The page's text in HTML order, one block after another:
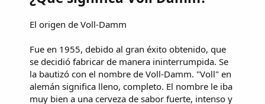
El origen de Voll-Damm
Fue en 1955, debido al gran éxito obtenido, que
se decidió fabricar de manera ininterrumpida. Se
la bautizó con el nombre de Voll-Damm. "Voll" en
alemán significa lleno, completo. El nombre le iba
muy bien a una cerveza de sabor fuerte, intenso y